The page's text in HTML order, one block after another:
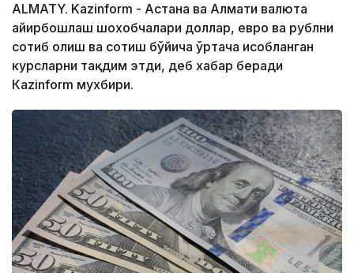
ALMATY. Kazinform - Астана ва Алмати валюта
айирбошлаш шохобчалари доллар, евро ва рублни
сотиб олиш ва сотиш бўйича ўртача ҳисобланган
курсларни тақдим этди, деб хабар беради
Кazinform мухбири.